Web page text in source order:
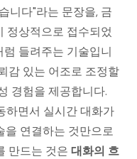
니다"라는 문장을, 금
정상적으로 접수되었
들려주는 기술입니
감 있는 어조로 조정할
경험을 제공합니다.
하면서 실시간 대화가
을 연결하는 것만으로
만드는 것은 대화의 흐